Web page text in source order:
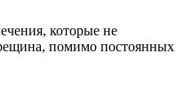
которые не
помимо постоянных